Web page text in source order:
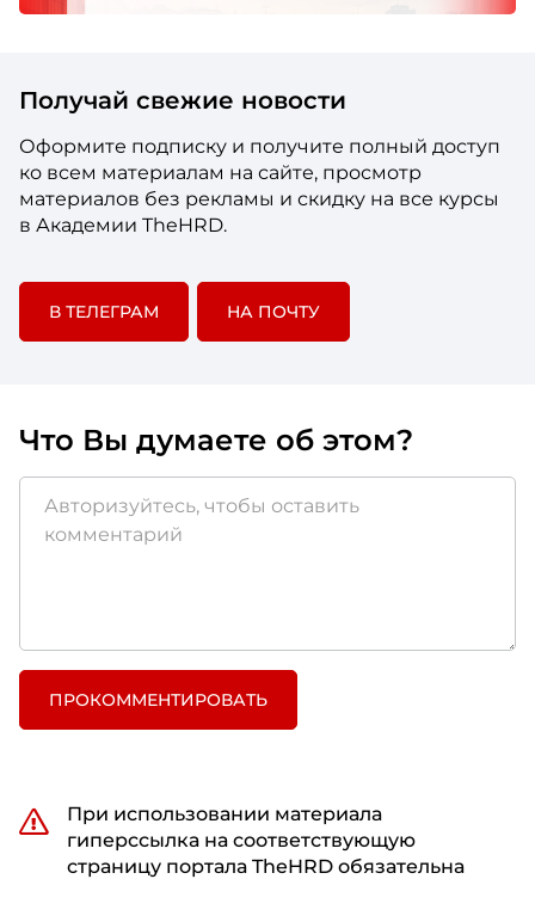
Получай свежие новости
Оформите подписку и получите полный доступ
ко всем материалам на сайте, просмотр
материалов без рекламы и скидку на все курсы
в Академии TheHRD.
В ТЕЛЕГРАМ НА ПОЧТУ
Что Вы думаете об этом?
ПРОКОММЕНТИРОВАТЬ
При использовании материала
гиперссылка на соответствующую
страницу портала TheHRD обязательна